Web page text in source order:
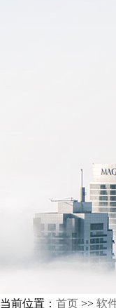
当前位置： 首页 >> 软